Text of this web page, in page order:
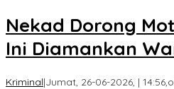
Nekad Dorong
Ini Diamankan
Kriminal|Jumat, 26-06-2026, | 14:56,